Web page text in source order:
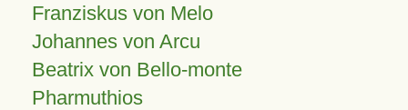
Franziskus von Melo
Johannes von Arcu
Beatrix von Bello-monte
Pharmuthios